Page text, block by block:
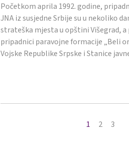
Početkom aprila 1992. godine,
JNA iz susjedne Srbije su u nekoliko
strateška mjesta u opštini Višegrad, a
pripadnici paravojne formacije „Beli
Vojske Republike Srpske i Stanice
1 2 3